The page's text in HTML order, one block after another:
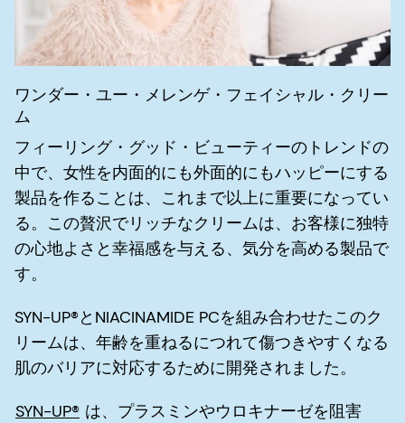
ワンダー・ユー・メレンゲ・フェイシャル・クリー
ム
フィーリング・グッド・ビューティーのトレンドの
中で、女性を内面的にも外面的にもハッピーにする
製品を作ることは、これまで以上に重要になってい
る。この贅沢でリッチなクリームは、お客様に独特
の心地よさと幸福感を与える、気分を高める製品で
す。
SYN-UP®とNIACINAMIDE PCを組み合わせたこのク
リームは、年齢を重ねるにつれて傷つきやすくなる
肌のバリアに対応するために開発されました。
SYN-UP® は、プラスミンやウロキナーゼを阻害